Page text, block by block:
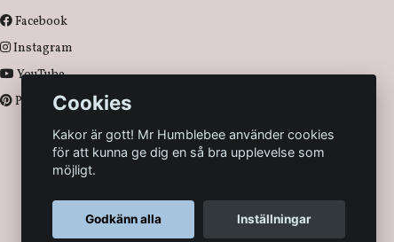
Facebook
Instagram
YouTube
PinterestCookies
Kakor är gott! Mr Humblebee använder cookies
för att kunna ge dig en så bra upplevelse som
möjligt.
Godkänn alla Inställningar